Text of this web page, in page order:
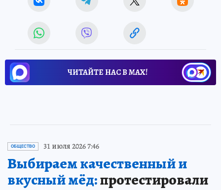
ЧИТАЙТЕ НАС В МАХ!
ОБЩЕСТВО 31 июля 2026 7:46
Выбираем качественный и
вкусный мёд:протестировали